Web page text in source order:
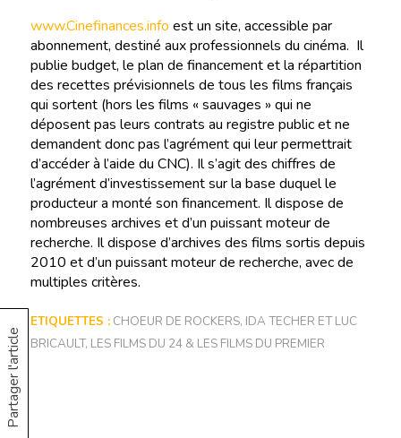
Partager l'article
www.Cinefinances.info est un site, accessible par
abonnement, destiné aux professionnels du cinéma. Il
publie budget, le plan de financement et la répartition
des recettes prévisionnels de tous les films français
qui sortent (hors les films « sauvages » qui ne
déposent pas leurs contrats au registre public et ne
demandent donc pas l’agrément qui leur permettrait
d’accéder à l’aide du CNC). Il s’agit des chiffres de
l’agrément d’investissement sur la base duquel le
producteur a monté son financement. Il dispose de
nombreuses archives et d’un puissant moteur de
recherche. Il dispose d’archives des films sortis depuis
2010 et d’un puissant moteur de recherche, avec de
multiples critères.
ETIQUETTES : CHOEUR DE ROCKERS, IDA TECHER ET LUC
BRICAULT, LES FILMS DU 24 & LES FILMS DU PREMIER